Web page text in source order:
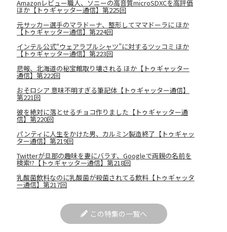
Amazonレビュー職人、ソニーの高音質microSDXCを高評価
ほか【トゥギャッター通信】第225回
元サッカー選手のマラドーナ、整形してママドーラに ほか
【トゥギャッター通信】第224回
インテル公式“ウェアラブルシャツ”に対するツッコミ ほか
【トゥギャッター通信】第223回
悲報、北海道の秘宝館取り壊される ほか【トゥギャッター
通信】第222回
おそロシア 意味不明すぎる筆記体【トゥギャッター通信】
第221回
彼を絶対に落とせるチョコ作りました【トゥギャッター通
信】第220回
パンティに人生をかけた男、カルミン製造終了【トゥギャッ
ター通信】第219回
Twitterが旦那の趣味を妻にバラす、Googleで両親の名前を
検索!?【トゥギャッター通信】第218回
乳酸菌飲料なのに乳酸菌が殺菌されてる飲料【トゥギャッタ
ー通信】第217回
この特集の一覧へ